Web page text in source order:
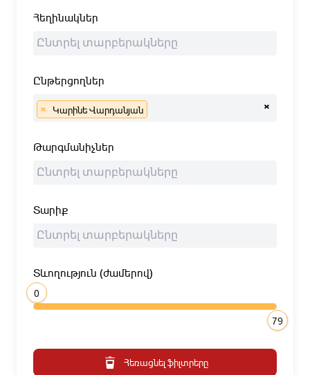
Հեղինակներ
Ընթերցողներ
×
× Կարինե Վարդանյան
Թարգմանիչներ
Տարիք
Տևողություն (ժամերով)
0
79
Հեռացնել ֆիլտրերը